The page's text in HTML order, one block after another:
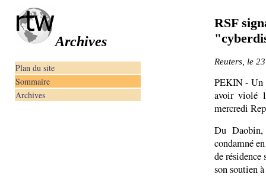
Archives
Plan du site
Sommaire
Archives
RSF
Reuters, le
PEKIN - Un
avoir violé
mercredi
Du
condamné
de
son soutien